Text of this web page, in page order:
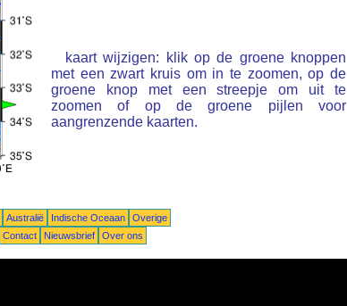
kaart wijzigen: klik op de groene knoppen
met een zwart kruis om in te zoomen, op de
groene knop met een streepje om uit te
zoomen of op de groene pijlen voor
aangrenzende kaarten.
Australië Indische Oceaan
Overige
Contact Nieuwsbrief Over ons